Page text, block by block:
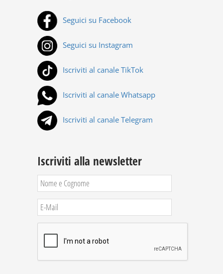
Seguici su Facebook
Seguici su Instagram
Iscriviti al canale TikTok
Iscriviti al canale Whatsapp
Iscriviti al canale Telegram
Iscriviti alla newsletter